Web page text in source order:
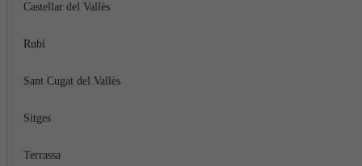
Castellar del Vallès
Rubí
Sant Cugat del Vallès
Sitges
Terrassa